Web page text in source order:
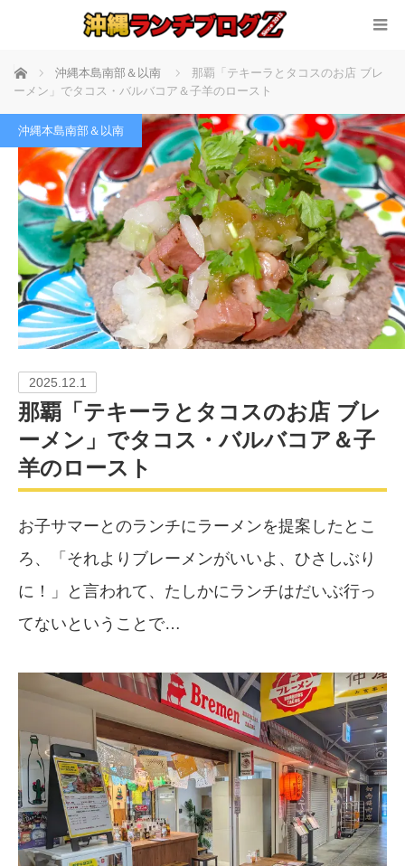
ホーム 沖縄本島南部＆以南
那覇「テキーラとタコスのお店 ブレ
ーメン」でタコス・バルバコア＆子羊のロースト
沖縄本島南部＆以南
2025.12.1
那覇「テキーラとタコスのお店 ブレ
ーメン」でタコス・バルバコア＆子
羊のロースト
お子サマーとのランチにラーメンを提案したとこ
ろ、「それよりブレーメンがいいよ、ひさしぶり
に！」と言われて、たしかにランチはだいぶ行っ
てないということで…